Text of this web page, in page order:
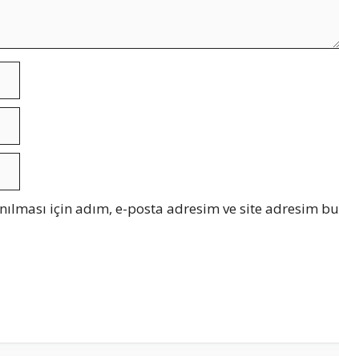
için adım, e-posta adresim ve site adresim bu